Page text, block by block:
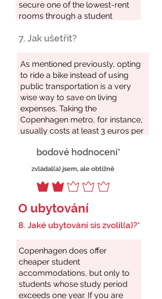
7. Jak ušetřit?
bodové hodnocení*
zvládal(a) jsem, ale obtížně
O ubytování
8. Jaké ubytování sis zvolil(a)?*